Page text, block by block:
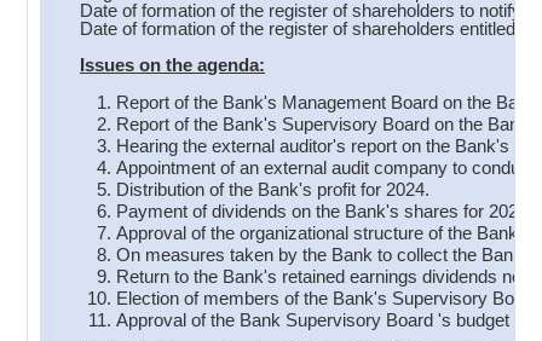
Date of formation of the register of shareholders to notify
Date of formation of the register of shareholders entitled
Issues on the agenda:
Report of the Bank's Management Board on the
Report of the Bank's Supervisory Board on the
Hearing the external auditor's report on the Bank's
Appointment of an external audit company to
Distribution of the Bank's profit for 2024.
Payment of dividends on the Bank's shares for 2024.
Approval of the organizational structure of the Bank.
On measures taken by the Bank to collect the Bank's
Return to the Bank's retained earnings dividends
Election of members of the Bank's Supervisory
Approval of the Bank Supervisory Board 's budget for